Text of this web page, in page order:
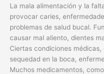
La mala alimentación y la
provocar caries,
problemas de salud bucal.
causar mal aliento, dientes
Ciertas condiciones
sequedad en la boca,
Muchos medicamentos,